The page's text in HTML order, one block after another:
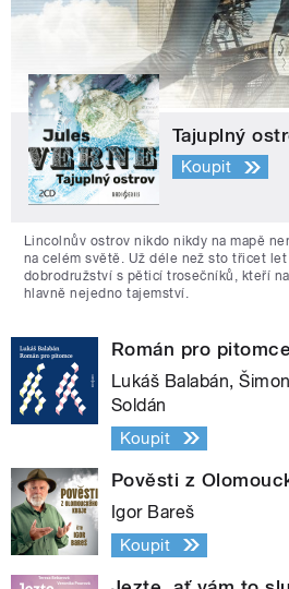
Tajuplný
Koupit
Lincolnův ostrov nikdo nikdy na mapě
na celém světě. Už déle než sto třicet
dobrodružství s pěticí trosečníků, kteří
hlavně nejedno tajemství.
Román pro pitomce
Lukáš Balabán,
Soldán
Koupit
Pověsti z
Igor Bareš
Koupit